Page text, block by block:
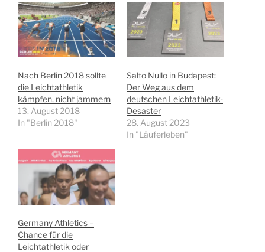
Nach Berlin 2018 sollte
die Leichtathletik
kämpfen, nicht jammern
13. August 2018
In "Berlin 2018"
Salto Nullo in Budapest:
Der Weg aus dem
deutschen Leichtathletik-
Desaster
28. August 2023
In "Läuferleben"
Germany Athletics –
Chance für die
Leichtathletik oder